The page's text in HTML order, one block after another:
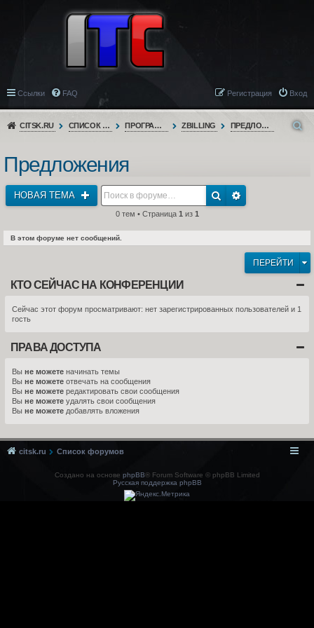
Ссылки FAQ Вход
Регистрация
CITSK.RU СПИСОК ФОРУМОВ ПРОГРАММНОЕ ОБЕСПЕЧЕНИЕ ZBILLING ПРЕДЛОЖЕНИЯ
Предложения
НОВАЯ ТЕМА
0 тем • Страница 1 из 1
В этом форуме нет сообщений.
ПЕРЕЙТИ
КТО СЕЙЧАС НА КОНФЕРЕНЦИИ
Сейчас этот форум просматривают: нет зарегистрированных пользователей и 1
гость
ПРАВА ДОСТУПА
Вы не можете начинать темы
Вы не можете отвечать на сообщения
Вы не можете редактировать свои сообщения
Вы не можете удалять свои сообщения
Вы не можете добавлять вложения
citsk.ru Список форумов
Создано на основе phpBB® Forum Software © phpBB Limited
Русская поддержка phpBB